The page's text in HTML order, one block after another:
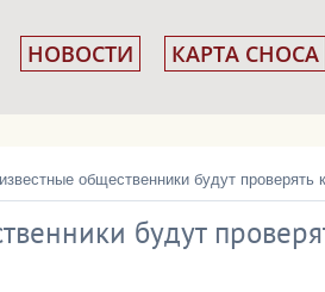
НОВОСТИ КАРТА СНОСА
общественники будут проверять
будут